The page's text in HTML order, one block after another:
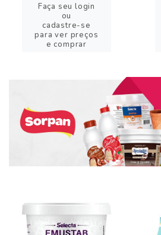
Faça seu login
ou
cadastre-se
para ver preços
e comprar